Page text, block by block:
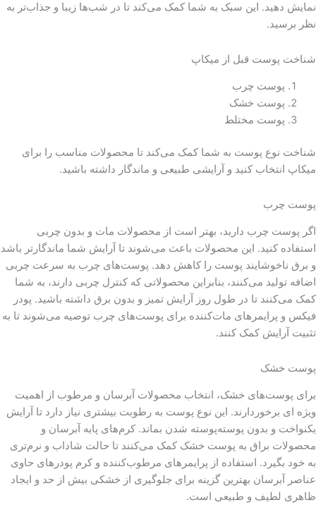
نمایش دهید. این سبک به شما کمک می‌کند تا در شب‌ها زیبا و جذاب‌تر به
نظر برسید.
شناخت پوست قبل از میکاپ
پوست چرب
پوست خشک
پوست مختلط
شناخت نوع پوست به شما کمک می‌کند تا محصولات مناسب را برای
میکاپ انتخاب کنید و آرایشی طبیعی و ماندگار داشته باشید.
پوست چرب
اگر پوست چرب دارید، بهتر است از محصولات مات و بدون چربی
استفاده کنید. این محصولات باعث می‌شوند تا آرایش شما ماندگارتر باشد
و برق ناخوشایند پوست را کاهش دهد. پوست‌های چرب به سرعت چربی
اضافه تولید می‌کنند، بنابراین محصولاتی که کنترل چربی دارند، به شما
کمک می‌کنند تا در طول روز آرایش تمیز و بدون برق داشته باشید. پودر
فیکس و پرایمرهای مات‌کننده برای پوست‌های چرب توصیه می‌شوند تا به
تثبیت آرایش کمک کنند.
پوست خشک
برای پوست‌های خشک، انتخاب محصولات آبرسان و مرطوب از اهمیت
ویژه ای برخوردارند. این نوع پوست به رطوبت بیشتری نیاز دارد تا آرایش
یکنواخت و بدون پوسته‌پوسته شدن بماند. کرم‌های پایه آبرسان و
محصولات براق به پوست خشک کمک می‌کنند تا حالت شاداب و نرم‌تری
به خود بگیرد. استفاده از پرایمرهای مرطوب‌کننده و کرم پودرهای حاوی
عناصر آبرسان بهترین گزینه برای جلوگیری از خشکی بیش از حد و ایجاد
ظاهری لطیف و طبیعی است.